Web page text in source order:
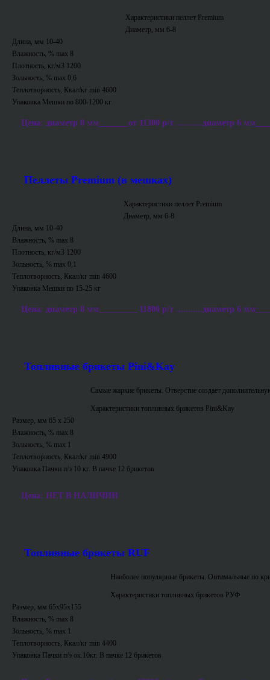
Характеристики пеллет Premium
Диаметр, мм 6-8
Длина, мм 10-40
Влажность, % max 8
Плотность, кг/м3 1200
Зольность, % max 0,6
Теплотворность, Ккал/кг min 4600
Упаковка Мешки по 800-1200 кг
Цена: диаметр 8 мм_______от 11300 р/т ...........диаметр 6
Пеллеты Premium (в мешках)
Характеристики пеллет Premium
Диаметр, мм 6-8
Длина, мм 10-40
Влажность, % max 8
Плотность, кг/м3 1200
Зольность, % max 0,1
Теплотворность, Ккал/кг min 4600
Упаковка Мешки по 15-25 кг
Цена: диаметр 8 мм_________ 11800 р/т ...........диаметр 6
Топливные брикеты Pini&Kay
Самые жаркие брикеты. Отверстие создает
Характеристики топливных брикетов Pini&Kay
Размер, мм 65 х 250
Влажность, % max 8
Зольность, % max 1
Теплотворность, Ккал/кг min 4900
Упаковка Пачки п/э 10 кг. В пачке 12 брикетов
Цена: НЕТ В НАЛИЧИИ
Топливные брикеты RUF
Наиболее популярные брикеты. Оптимальные по
Характеристики топливных брикетов РУФ
Размер, мм 65х95х155
Влажность, % max 8
Зольность, % max 1
Теплотворность, Ккал/кг min 4400
Упаковка Пачки п/э ок.10кг. В пачке 12 брикетов